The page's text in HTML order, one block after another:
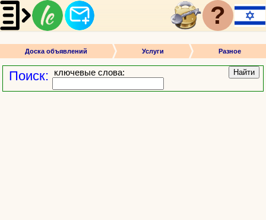
?
Доска объявлений Услуги Разное
Поиск: ключевые слова: Найти